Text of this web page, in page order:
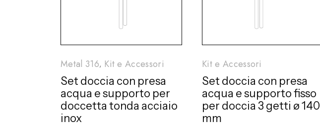
Metal 316 Kit e Accessori
Set doccia con presa
acqua e supporto per
doccetta tonda acciaio
inox
Kit e Accessori
Set doccia con presa
acqua e supporto fisso
per doccia 3 getti ø 140
mm